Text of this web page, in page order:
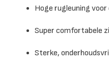
Hoge rugleuning
Super comfortabele
Sterke,